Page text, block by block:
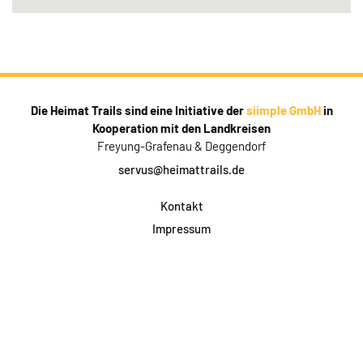
Die Heimat Trails sind eine Initiative dersiimple GmbHin
Kooperation mit den Landkreisen
Freyung-Grafenau & Deggendorf
servus@heimattrails.de
Kontakt
Impressum